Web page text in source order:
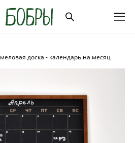
меловая доска - календарь на месяц